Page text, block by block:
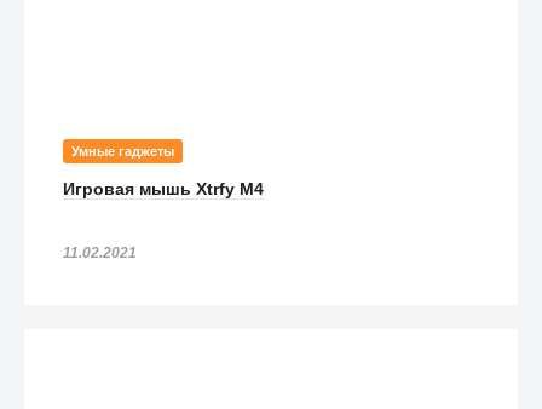
Умные гаджеты
Игровая мышь Xtrfy M4
11.02.2021